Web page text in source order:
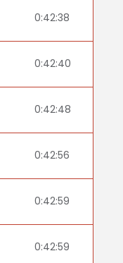
0:42:38
0:42:40
0:42:48
0:42:56
0:42:59
0:42:59